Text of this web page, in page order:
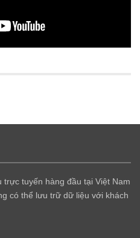
tuyến hàng đầu tại Việt Nam
có thể lưu trữ dữ liệu với khách